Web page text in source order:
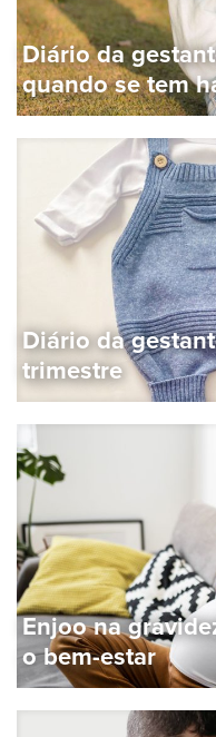
Diário da
quando se tem
Diário da
trimestre
Enjoo na
o bem-estar